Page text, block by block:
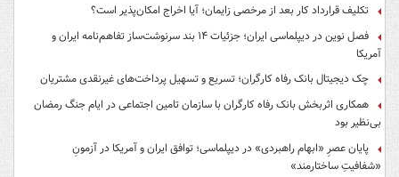
تکلیف قرارداد کار بعد از مرخصی زایمان؛ آیا اخراج امکان‌پذیر است؟
فصل نوین در دیپلماسی ایران؛ جزئیات ۱۴ بند سرنوشت‌ساز تفاهم‌نامه ایران و
آمریکا
چک دیجیتال بانک رفاه کارگران؛ تسریع و تسهیل پرداخت‌های غیرنقدی مشتریان
همکاری اثربخش بانک رفاه کارگران با سازمان تامین اجتماعی در ایام جنگ رمضان
بی‌نظیر بود
پایان عصرِ «ابهام راهبردی» در دیپلماسی؛ توافق ایران و آمریکا در آزمونِ
«شفافیتِ ساختارمند»